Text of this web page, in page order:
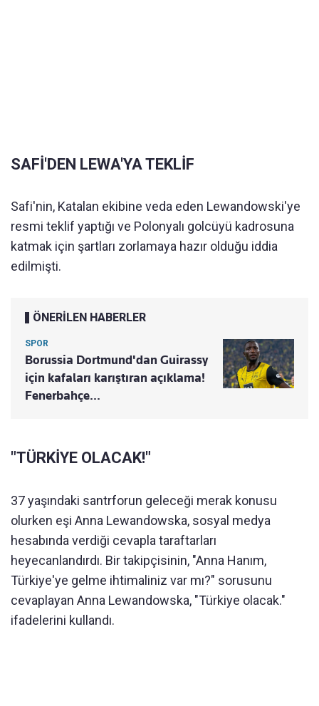
SAFİ'DEN LEWA'YA TEKLİF
Safi'nin, Katalan ekibine veda eden Lewandowski'ye
resmi teklif yaptığı ve Polonyalı golcüyü kadrosuna
katmak için şartları zorlamaya hazır olduğu iddia
edilmişti.
ÖNERİLEN HABERLER
SPOR
Borussia Dortmund'dan Guirassy
için kafaları karıştıran açıklama!
Fenerbahçe...
"TÜRKİYE OLACAK!"
37 yaşındaki santrforun geleceği merak konusu
olurken eşi Anna Lewandowska, sosyal medya
hesabında verdiği cevapla taraftarları
heyecanlandırdı. Bir takipçisinin, "Anna Hanım,
Türkiye'ye gelme ihtimaliniz var mı?" sorusunu
cevaplayan Anna Lewandowska, "Türkiye olacak."
ifadelerini kullandı.